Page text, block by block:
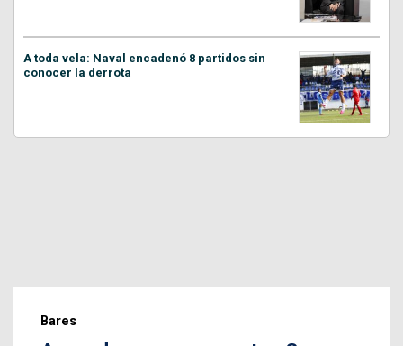
A toda vela: Naval encadenó 8 partidos sin
conocer la derrota
Bares